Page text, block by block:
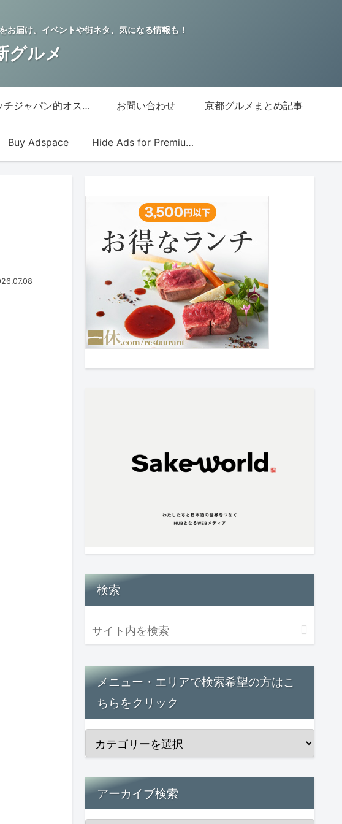
届け。イベントや街ネタ、気になる情報も！
グルメ
グッチジャパン的オススメ店 お問い合わせ 京都グルメまとめ記事
Buy Adspace Hide Ads for Premium Members
検索
メニュー・エリアで検索希望の方はこ
ちらをクリック
アーカイブ検索